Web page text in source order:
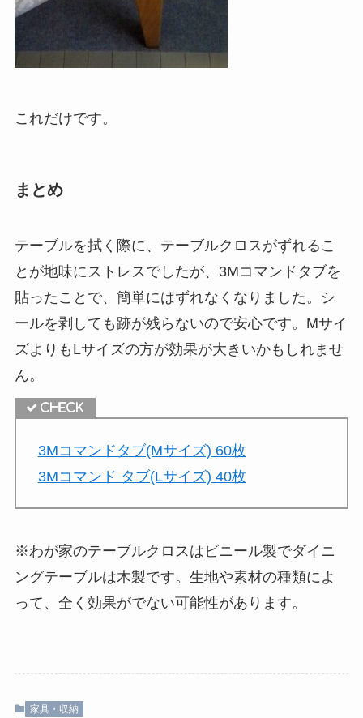
これだけです。
まとめ
テーブルを拭く際に、テーブルクロスがずれるこ
とが地味にストレスでしたが、3Mコマンドタブを
貼ったことで、簡単にはずれなくなりました。シ
ールを剥しても跡が残らないので安心です。Mサイ
ズよりもLサイズの方が効果が大きいかもしれませ
ん。
3Mコマンドタブ(Mサイズ) 60枚
3Mコマンド タブ(Lサイズ) 40枚
※わが家のテーブルクロスはビニール製でダイニ
ングテーブルは木製です。生地や素材の種類によ
って、全く効果がでない可能性があります。
家具・収納